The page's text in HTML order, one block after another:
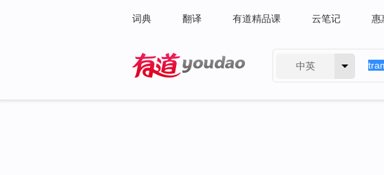
词典 翻译 有道精品课 云笔记 惠
中英